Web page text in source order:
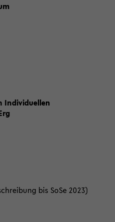
Individuellen
bis SoSe 2023)